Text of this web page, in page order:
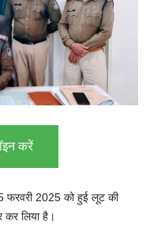
करें
फरवरी 2025 को हुई लूट की
कर लिया है।